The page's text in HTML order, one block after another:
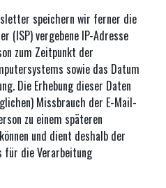
speichern wir ferner die
(ISP) vergebene IP-Adresse
zum Zeitpunkt der
sowie das Datum
Die Erhebung dieser Daten
Missbrauch der E-Mail-
zu einem späteren
und dient deshalb der
für die Verarbeitung